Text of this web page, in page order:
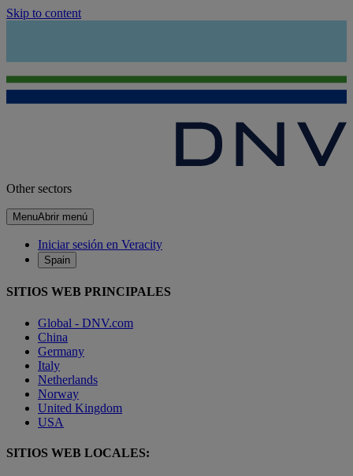
Skip to content
Other sectors
MenuAbrir menú
Iniciar sesión en Veracity
Spain
SITIOS WEB PRINCIPALES
Global - DNV.com
China
Germany
Italy
Netherlands
Norway
United Kingdom
USA
SITIOS WEB LOCALES: